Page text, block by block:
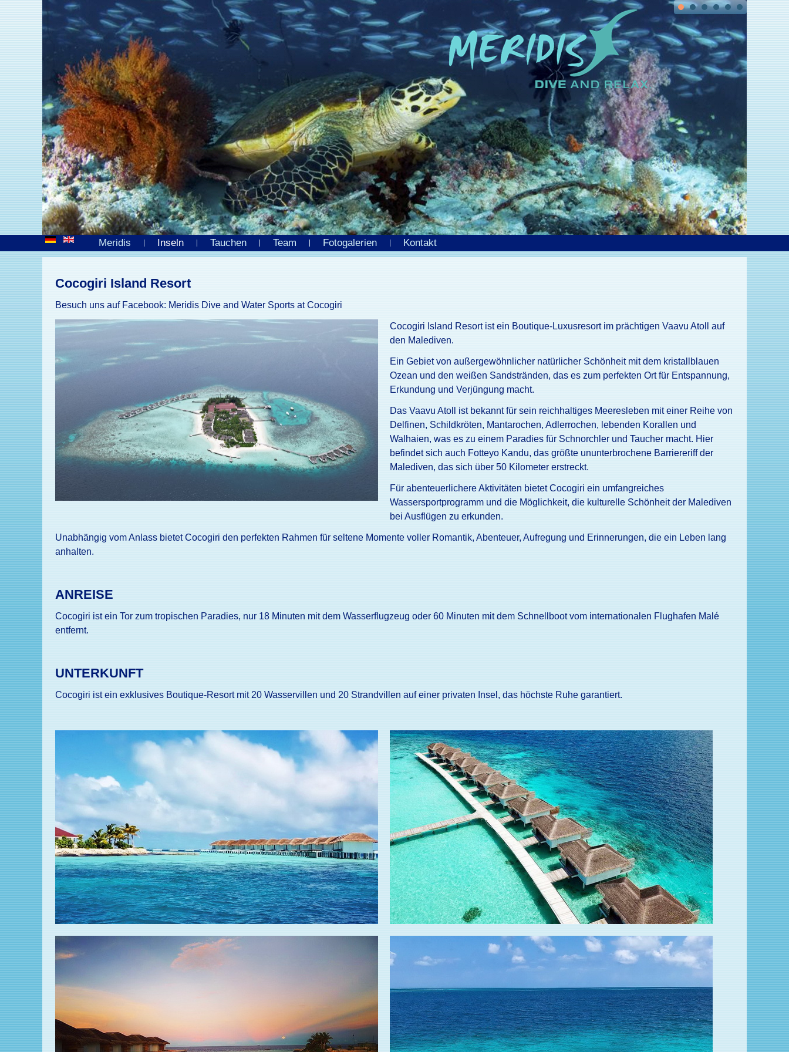
Meridis Inseln Tauchen Team Fotogalerien Kontakt
Cocogiri Island Resort
Besuch uns auf Facebook: Meridis Dive and Water Sports at Cocogiri
Cocogiri Island Resort ist ein Boutique-Luxusresort im prächtigen Vaavu Atoll auf
den Malediven.
Ein Gebiet von außergewöhnlicher natürlicher Schönheit mit dem kristallblauen
Ozean und den weißen Sandstränden, das es zum perfekten Ort für Entspannung,
Erkundung und Verjüngung macht.
Das Vaavu Atoll ist bekannt für sein reichhaltiges Meeresleben mit einer Reihe von
Delfinen, Schildkröten, Mantarochen, Adlerrochen, lebenden Korallen und
Walhaien, was es zu einem Paradies für Schnorchler und Taucher macht. Hier
befindet sich auch Fotteyo Kandu, das größte ununterbrochene Barriereriff der
Malediven, das sich über 50 Kilometer erstreckt.
Für abenteuerlichere Aktivitäten bietet Cocogiri ein umfangreiches
Wassersportprogramm und die Möglichkeit, die kulturelle Schönheit der Malediven
bei Ausflügen zu erkunden.
Unabhängig vom Anlass bietet Cocogiri den perfekten Rahmen für seltene Momente voller Romantik, Abenteuer, Aufregung und Erinnerungen, die ein Leben lang
anhalten.
ANREISE
Cocogiri ist ein Tor zum tropischen Paradies, nur 18 Minuten mit dem Wasserflugzeug oder 60 Minuten mit dem Schnellboot vom internationalen Flughafen Malé
entfernt.
UNTERKUNFT
Cocogiri ist ein exklusives Boutique-Resort mit 20 Wasservillen und 20 Strandvillen auf einer privaten Insel, das höchste Ruhe garantiert.